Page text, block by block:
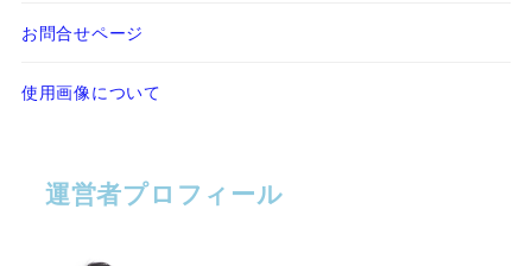
お問合せページ
使用画像について
運営者プロフィール